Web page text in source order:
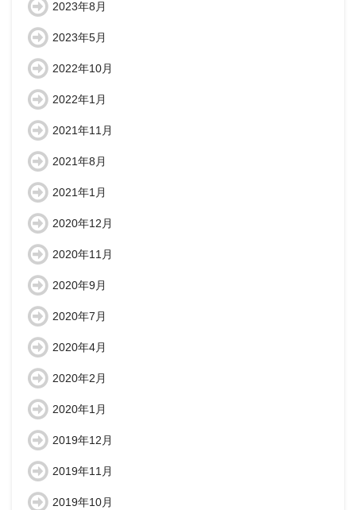
2023年8月
2023年5月
2022年10月
2022年1月
2021年11月
2021年8月
2021年1月
2020年12月
2020年11月
2020年9月
2020年7月
2020年4月
2020年2月
2020年1月
2019年12月
2019年11月
2019年10月